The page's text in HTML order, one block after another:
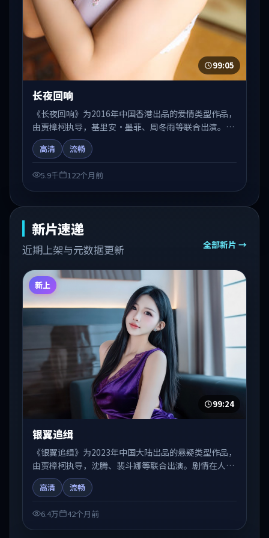
99:05
长夜回响
《长夜回响》为2016年中国香港出品的爱情类型作品，
由贾樟柯执导，基里安·墨菲、周冬雨等联合出演。剧
情在人物弧光与节奏推进中展开，兼具叙事张力与视听
质感。适合关注国产在线观看、热播国产剧与院线佳片
高清 流畅
5.9千 122个月前
新片速递
近期上架与元数据更新 全部新片 →
新上
99:24
银翼追缉
《银翼追缉》为2023年中国大陆出品的悬疑类型作品，
由贾樟柯执导，沈腾、裴斗娜等联合出演。剧情在人物
弧光与节奏推进中展开，兼具叙事张力与视听质感。适
合关注国产在线观看、热播国产剧与院线佳片的观众收
高清 流畅
6.4万 42个月前